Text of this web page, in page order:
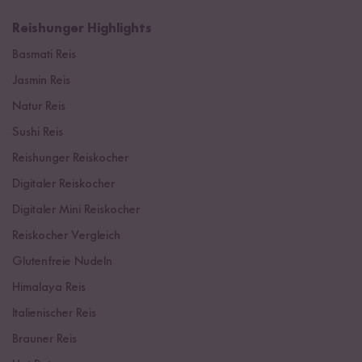
Reishunger Highlights
Basmati Reis
Jasmin Reis
Natur Reis
Sushi Reis
Reishunger Reiskocher
Digitaler Reiskocher
Digitaler Mini Reiskocher
Reiskocher Vergleich
Glutenfreie Nudeln
Himalaya Reis
Italienischer Reis
Brauner Reis